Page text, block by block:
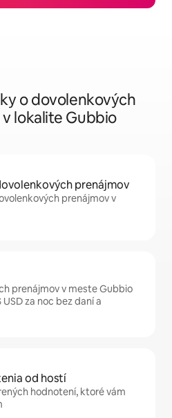
o dovolenkových
lokalite Gubbio
prenájmov
prenájmov v
prenájmov v meste Gubbio
za noc bez daní a
od hostí
hodnotení, ktoré vám